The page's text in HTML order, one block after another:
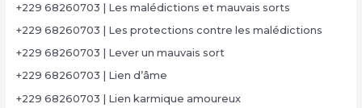
+229 68260703 | Les malédictions et mauvais sorts
+229 68260703 | Les protections contre les malédictions
+229 68260703 | Lever un mauvais sort
+229 68260703 | Lien d’âme
+229 68260703 | Lien karmique amoureux